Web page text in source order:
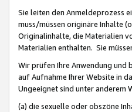
Sie leiten den Anmeldeprozess
muss/müssen originäre Inhalte
Originalinhalte, die Materialien
Materialien enthalten. Sie
Wir prüfen Ihre Anwendung und
auf Aufnahme Ihrer Website in
Ungeeignet sind unter anderem
(a) die sexuelle oder obszöne